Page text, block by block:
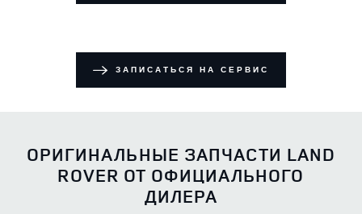
ЗАПИСАТЬСЯ НА СЕРВИС
ОРИГИНАЛЬНЫЕ ЗАПЧАСТИ LAND
ROVER ОТ ОФИЦИАЛЬНОГО
ДИЛЕРА